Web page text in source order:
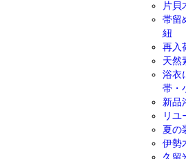
片貝
帯留
紐
再入
天然
浴衣
帯・
新品
リユ
夏の
伊勢